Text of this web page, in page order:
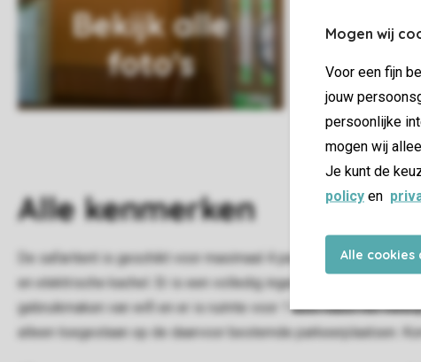
Mogen wij
Voor een fijn
jouw
persoonlijke
mogen wij
Je kunt de
policy en
Alle cookies
Bekijk alle
foto's
Allekenmerken
De safaritent is geschikt voor maximaal 4 personen. De open
en elektrische kachel. Er is een volledig ingerichte badkamer
gebruikmaken van wifi en er is ruimte voor 1 auto naast het
alleen toegestaan op de daarvoor bestemde parkeerplaatsen.